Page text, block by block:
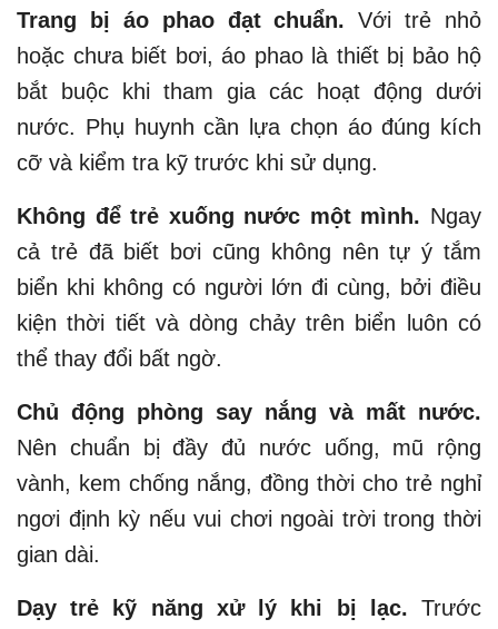
Trang bị áo phao đạt chuẩn. Với trẻ nhỏ
hoặc chưa biết bơi, áo phao là thiết bị bảo hộ
bắt buộc khi tham gia các hoạt động dưới
nước. Phụ huynh cần lựa chọn áo đúng kích
cỡ và kiểm tra kỹ trước khi sử dụng.
Không để trẻ xuống nước một mình. Ngay
cả trẻ đã biết bơi cũng không nên tự ý tắm
biển khi không có người lớn đi cùng, bởi điều
kiện thời tiết và dòng chảy trên biển luôn có
thể thay đổi bất ngờ.
Chủ động phòng say nắng và mất nước.
Nên chuẩn bị đầy đủ nước uống, mũ rộng
vành, kem chống nắng, đồng thời cho trẻ nghỉ
ngơi định kỳ nếu vui chơi ngoài trời trong thời
gian dài.
Dạy trẻ kỹ năng xử lý khi bị lạc. Trước